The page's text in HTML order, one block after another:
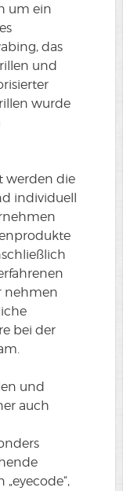
um ein
das
und
wurde
werden die
individuell
nehmen
bei der
und
auch